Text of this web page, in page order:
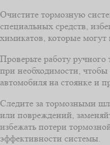
Очистите тормозную
специальных средств,
химикатов, которые могут
Проверьте работу ручного
при необходимости,
автомобиля на стоянке и
Следите за тормозными
или повреждений,
избежать потери
эффективности системы.